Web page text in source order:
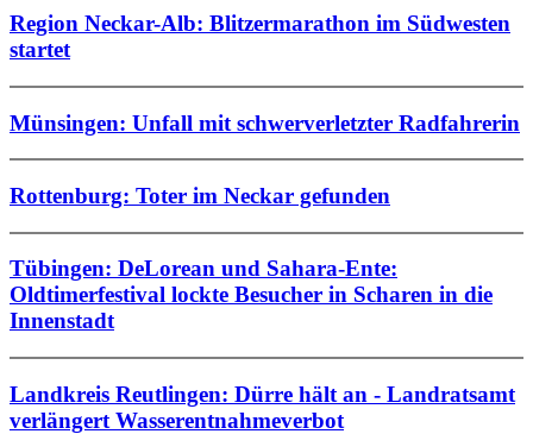
Region Neckar-Alb: Blitzermarathon im Südwesten
startet
Münsingen: Unfall mit schwerverletzter Radfahrerin
Rottenburg: Toter im Neckar gefunden
Tübingen: DeLorean und Sahara-Ente:
Oldtimerfestival lockte Besucher in Scharen in die
Innenstadt
Landkreis Reutlingen: Dürre hält an - Landratsamt
verlängert Wasserentnahmeverbot